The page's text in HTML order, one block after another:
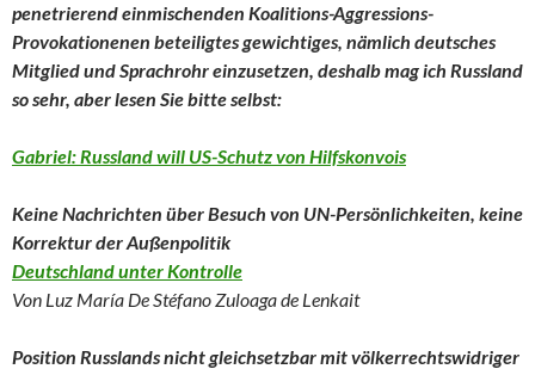
penetrierend einmischenden Koalitions-Aggressions-
Provokationenen beteiligtes gewichtiges, nämlich deutsches
Mitglied und Sprachrohr einzusetzen, deshalb mag ich Russland
so sehr, aber lesen Sie bitte selbst:
Gabriel: Russland will US-Schutz von Hilfskonvois
Keine Nachrichten über Besuch von UN-Persönlichkeiten, keine
Korrektur der Außenpolitik
Deutschland unter Kontrolle
Von Luz María De Stéfano Zuloaga de Lenkait
Position Russlands nicht gleichsetzbar mit völkerrechtswidriger